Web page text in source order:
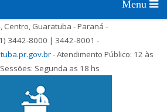
Centro, Guaratuba - Paraná -
3442-8000 | 3442-8001 -
- Atendimento Público: 12 às
Segunda as 18 hs